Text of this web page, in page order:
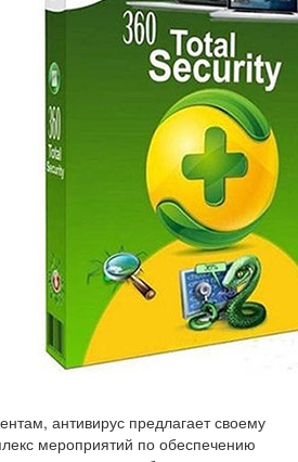
антивирус предлагает своему
мероприятий по обеспечению